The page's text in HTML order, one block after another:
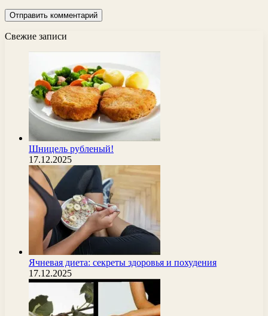
Свежие записи
Шницель рубленый!
17.12.2025
Ячневая диета: секреты здоровья и похудения
17.12.2025